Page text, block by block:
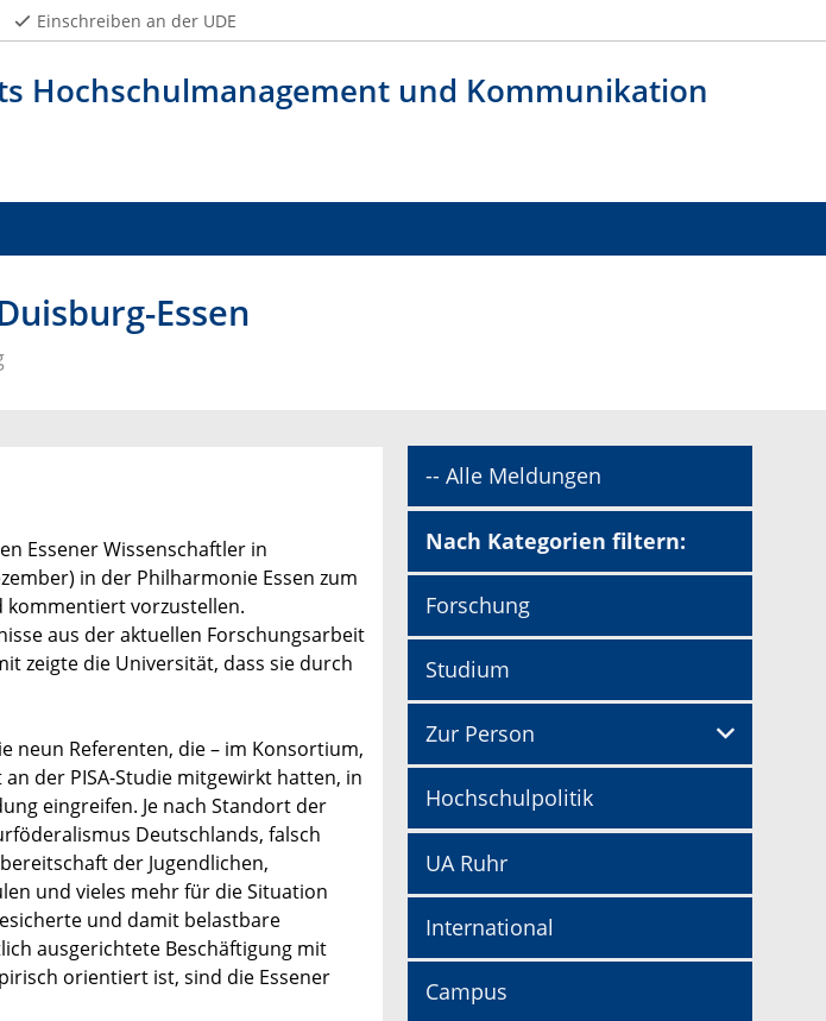
Hochschulmanagement und Kommunikation
Einschreiben an der UDE
Essen
Essener Wissenschaftler in
in der Philharmonie Essen zum
kommentiert vorzustellen.
aus der aktuellen Forschungsarbeit
zeigte die Universität, dass sie durch
neun Referenten, die – im Konsortium,
der PISA-Studie mitgewirkt hatten, in
eingreifen. Je nach Standort der
Deutschlands, falsch
der Jugendlichen,
und vieles mehr für die Situation
und damit belastbare
ausgerichtete Beschäftigung mit
orientiert ist, sind die Essener
-- Alle Meldungen
Nach Kategorien filtern:
Forschung
Studium
Zur Person
Hochschulpolitik
UA Ruhr
International
Campus